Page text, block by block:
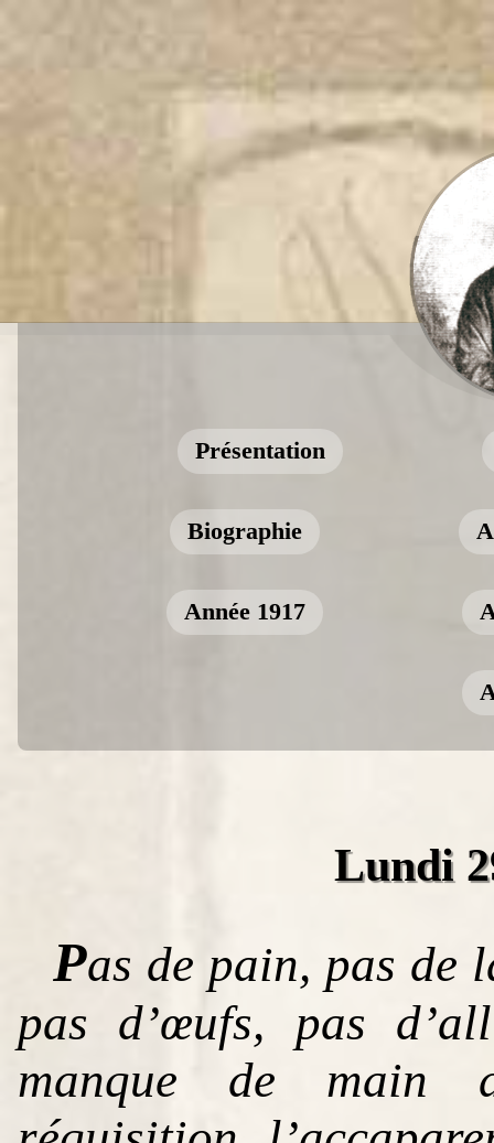
Présentation
Biographie
Année 1917
Lundi
Pas de pain, pas de
pas d’œufs, pas
manque de main